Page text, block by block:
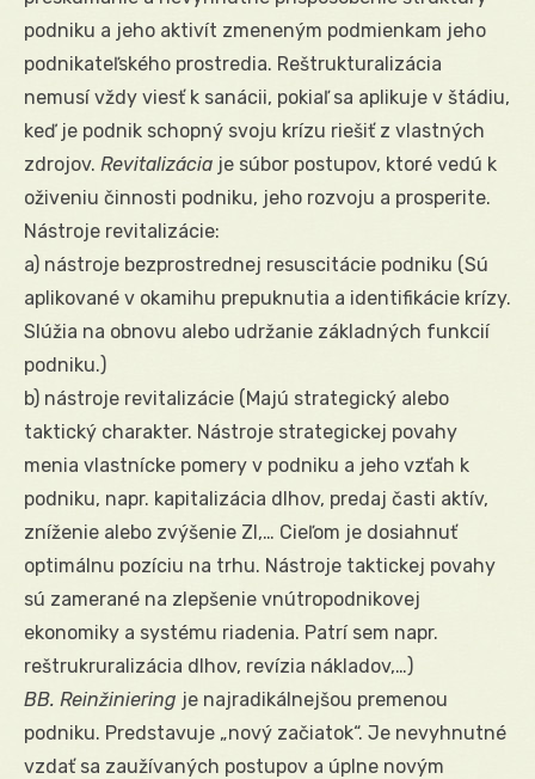
podniku a jeho aktivít zmeneným podmienkam jeho
podnikateľského prostredia. Reštrukturalizácia
nemusí vždy viesť k sanácii, pokiaľ sa aplikuje v štádiu,
keď je podnik schopný svoju krízu riešiť z vlastných
zdrojov. Revitalizácia je súbor postupov, ktoré vedú k
oživeniu činnosti podniku, jeho rozvoju a prosperite.
Nástroje revitalizácie:
a) nástroje bezprostrednej resuscitácie podniku (Sú
aplikované v okamihu prepuknutia a identifikácie krízy.
Slúžia na obnovu alebo udržanie základných funkcií
podniku.)
b) nástroje revitalizácie (Majú strategický alebo
taktický charakter. Nástroje strategickej povahy
menia vlastnícke pomery v podniku a jeho vzťah k
podniku, napr. kapitalizácia dlhov, predaj časti aktív,
zníženie alebo zvýšenie ZI,… Cieľom je dosiahnuť
optimálnu pozíciu na trhu. Nástroje taktickej povahy
sú zamerané na zlepšenie vnútropodnikovej
ekonomiky a systému riadenia. Patrí sem napr.
reštrukruralizácia dlhov, revízia nákladov,…)
BB. Reinžiniering je najradikálnejšou premenou
podniku. Predstavuje „nový začiatok“. Je nevyhnutné
vzdať sa zaužívaných postupov a úplne novým